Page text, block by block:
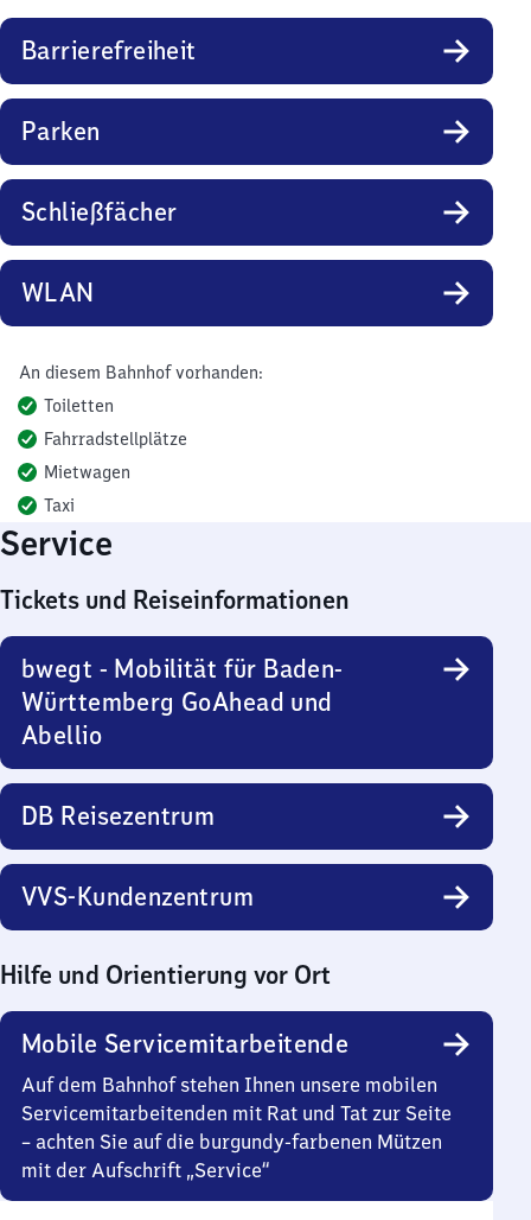
Barrierefreiheit
Parken
Schließfächer
WLAN
An diesem Bahnhof vorhanden:
Toiletten
Fahrradstellplätze
Mietwagen
Taxi
Service
Tickets und Reiseinformationen
bwegt - Mobilität für Baden-
Württemberg GoAhead und
Abellio
DB Reisezentrum
VVS-Kundenzentrum
Hilfe und Orientierung vor Ort
Mobile Servicemitarbeitende
Auf dem Bahnhof stehen Ihnen unsere mobilen
Servicemitarbeitenden mit Rat und Tat zur Seite
– achten Sie auf die burgundy-farbenen Mützen
mit der Aufschrift „Service“